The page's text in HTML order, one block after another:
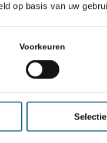
op basis van uw
Voorkeuren